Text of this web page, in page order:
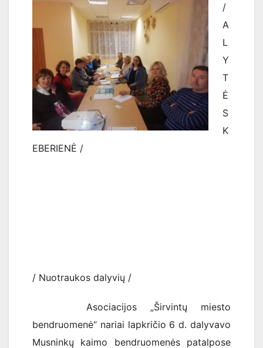
/
A
L
Y
T
Ė
S
K
EBERIENĖ /
/ Nuotraukos dalyvių /
Asociacijos „Širvintų miesto
bendruomenė“ nariai lapkričio 6 d. dalyvavo
Musninkų kaimo bendruomenės patalpose